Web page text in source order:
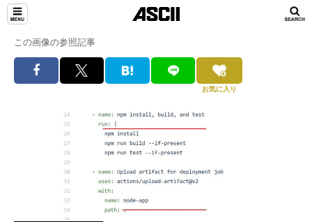
この画像の参照記事
お気に入り